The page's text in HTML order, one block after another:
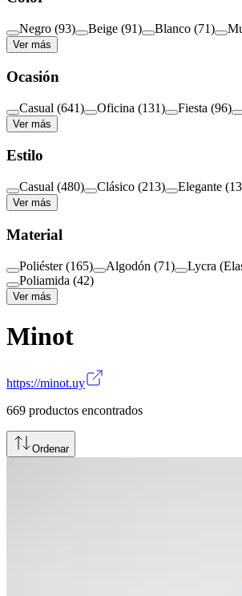
Negro (93) Beige (91) Blanco (71)
Ver más
Ocasión
Casual (641) Oficina (131) Fiesta (96)
Ver más
Estilo
Casual (480) Clásico (213) Elegante (
Ver más
Material
Poliéster (165) Algodón (71) Lycra
Poliamida (42)
Ver más
Minot
https://minot.uy
669 productos encontrados
Ordenar